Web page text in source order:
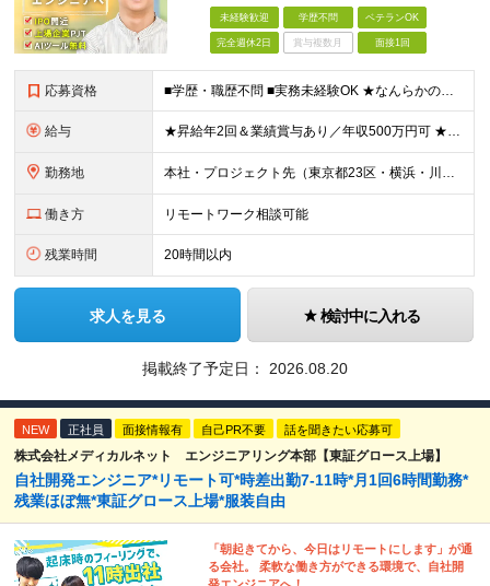
未経験歓迎 学歴不問 ベテランOK
完全週休2日 賞与複数月 面接1回
応募資格 ■学歴・職歴不問 ■実務未経験OK ★なんらかのプログラミングを学習した方（独学/スクールなどは不問）を歓迎します！ ┗Python、Java、Javascript、VBA、GASなど ≪以下のよう
給与 ★昇給年2回＆業績賞与あり／年収500万円可 ★前職給与を考慮 ★ストックオプション付与あり（IPO間近） ★昇給制度あり ┗入社6カ月後に3％以上の昇給があります。その後、業績に合わせて適宜、昇給し
勤務地 本社・プロジェクト先（東京都23区・横浜・川崎・千葉・埼玉が中心）いずれかでの勤務となります（常駐は全体の1割程度！） 《本社》東京都港区虎ノ門3-5-1 虎ノ門37森ビル12F ※(変更の範囲)
働き方 リモートワーク相談可能
残業時間 20時間以内
求人を見る 検討中に入れる
掲載終了予定日： 2026.08.20
NEW 正社員 面接情報有 自己PR不要 話を聞きたい応募可
株式会社メディカルネット エンジニアリング本部【東証グロース上場】
自社開発エンジニア*リモート可*時差出勤7-11時*月1回6時間勤務*
残業ほぼ無*東証グロース上場*服装自由
「朝起きてから、今日はリモートにします」が通
る会社。 柔軟な働き方ができる環境で、自社開